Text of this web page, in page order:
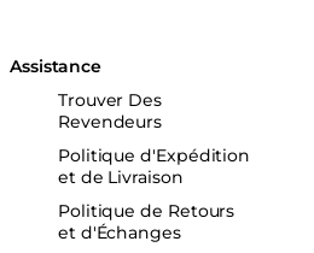
Assistance
Trouver Des
Revendeurs
Politique d'Expédition
et de Livraison
Politique de Retours
et d'Échanges